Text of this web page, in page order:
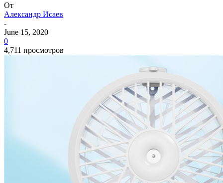
От
Александр Исаев
-
June 15, 2020
0
4,711 просмотров